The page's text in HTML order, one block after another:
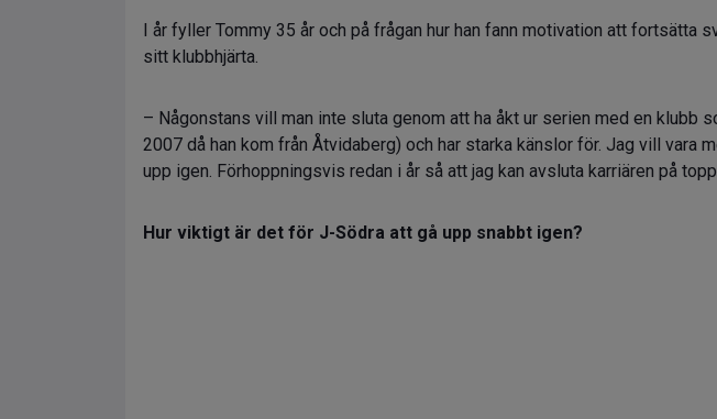
I år fyller Tommy 35 år och på frågan hur han fann motivation att fortsätta
sitt klubbhjärta.
– Någonstans vill man inte sluta genom att ha åkt ur serien med en klubb
2007 då han kom från Åtvidaberg) och har starka känslor för. Jag vill vara
upp igen. Förhoppningsvis redan i år så att jag kan avsluta karriären på
Hur viktigt är det för J-Södra att gå upp snabbt igen?